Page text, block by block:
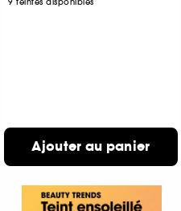
Ajouter au panier